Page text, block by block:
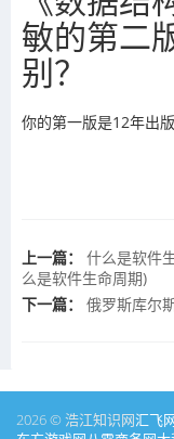
敏的第二
别？
你的第一版是12年出
上一篇：
什么是软件
么是软件生命周期)
下一篇：
俄罗斯库尔
2026 © 浩江知识网汇飞